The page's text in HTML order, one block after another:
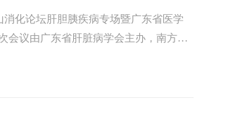
化论坛肝胆胰疾病专场暨广东省医学
会议由广东省肝脏病学会主办，南方医